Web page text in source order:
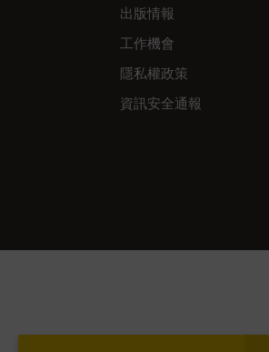
出版情報
工作機會
隱私權政策
資訊安全通報